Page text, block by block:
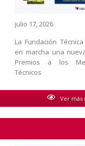
julio 17, 2026
La Fundación
en marcha una
Premios a los
Técnicos
Ver más